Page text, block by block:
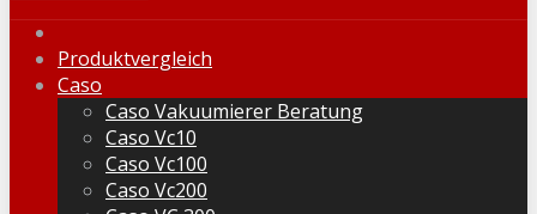
Produktvergleich
Caso
Caso Vakuumierer Beratung
Caso Vc10
Caso Vc100
Caso Vc200